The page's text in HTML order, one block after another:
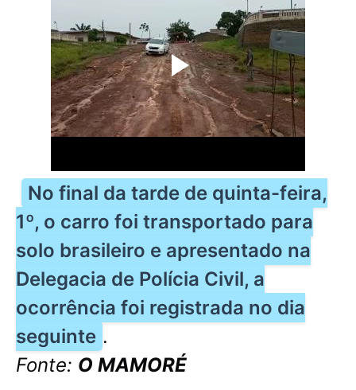
No final da tarde de quinta-feira,
1º, o carro foi transportado para
solo brasileiro e apresentado na
Delegacia de Polícia Civil, a
ocorrência foi registrada no dia
seguinte .
Fonte: O MAMORÉ